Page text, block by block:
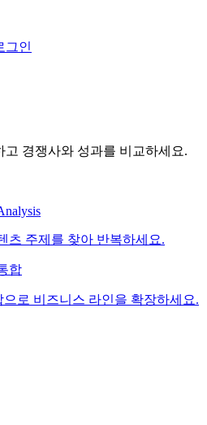
그인
고 경쟁사와 성과를 비교하세요.
츠 주제를 찾아 반복하세요.
합
로 비즈니스 라인을 확장하세요.